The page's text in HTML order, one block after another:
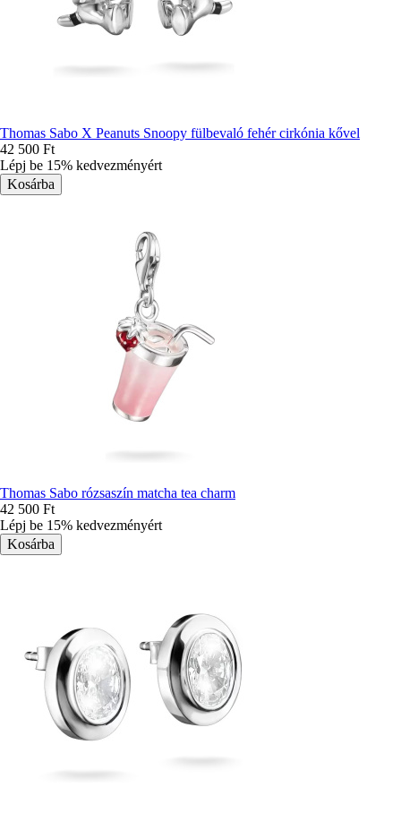
Thomas Sabo X Peanuts Snoopy fülbevaló fehér cirkónia kővel
42 500 Ft
Lépj be 15% kedvezményért
Thomas Sabo rózsaszín matcha tea charm
42 500 Ft
Lépj be 15% kedvezményért